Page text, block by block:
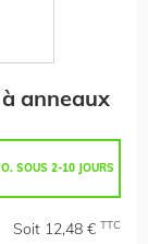
anneaux
SOUS 2-10 JOURS
Soit 12,48 € TTC